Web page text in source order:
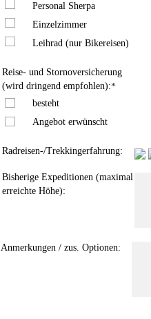
Personal Sherpa
Einzelzimmer
Leihrad (nur Bikereisen)
Reise- und Stornoversicherung
(wird dringend empfohlen):*
besteht
Angebot erwünscht
Radreisen-/Trekkingerfahrung:
Bisherige Expeditionen (maximal
erreichte Höhe):
Anmerkungen / zus. Optionen: